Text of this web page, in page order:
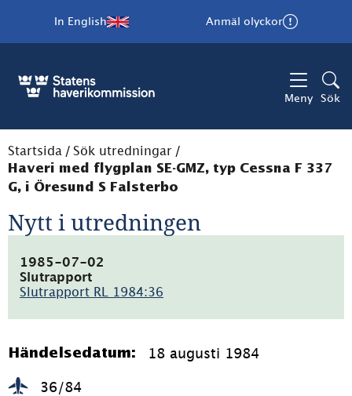
In English Anmäl olyckor
Meny Sök
Startsida / Sök utredningar /
Haveri med flygplan SE-GMZ, typ Cessna F 337
G, i Öresund S Falsterbo
Nytt i utredningen
1985-07-02
Slutrapport
Slutrapport RL 1984:36
4.7MB)
Händelsedatum: 18 augusti 1984
36/84